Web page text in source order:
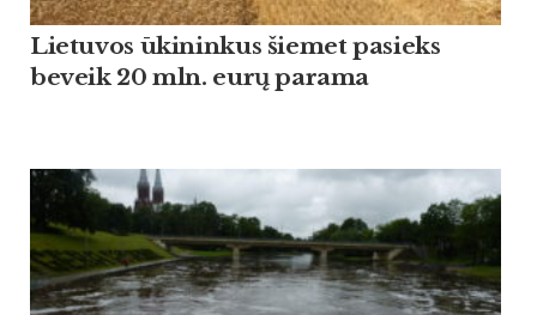
Lietuvos ūkininkus šiemet pasieks
beveik 20 mln. eurų parama